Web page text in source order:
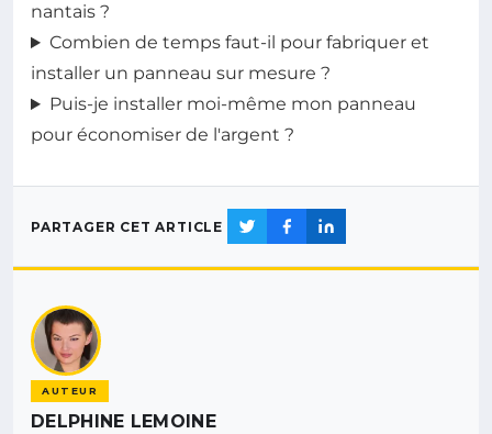
nantais ?
Combien de temps faut-il pour fabriquer et
installer un panneau sur mesure ?
Puis-je installer moi-même mon panneau
pour économiser de l'argent ?
PARTAGER CET ARTICLE
AUTEUR
DELPHINE LEMOINE